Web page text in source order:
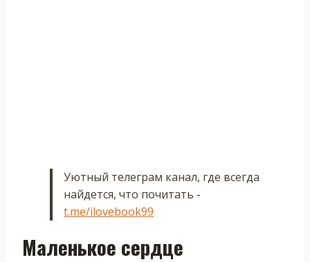
Уютный телеграм канал, где всегда
найдется, что почитать -
t.me/ilovebook99
Маленькое сердце